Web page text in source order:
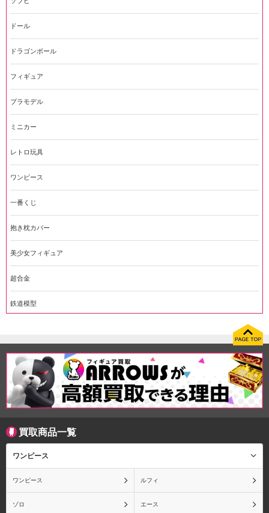
ドール
ドラゴンボール
フィギュア
プラモデル
ミニカー
レトロ玩具
ワンピース
一番くじ
抱き枕カバー
美少女フィギュア
超合金
鉄道模型
買取商品一覧
ワンピース
ワンピース ルフィ
ゾロ エース